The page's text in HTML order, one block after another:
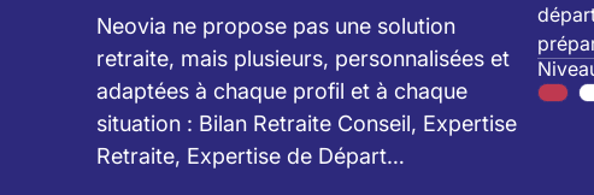
Neovia ne propose pas une solution
retraite, mais plusieurs, personnalisées et
adaptées à chaque profil et à chaque
situation : Bilan Retraite Conseil, Expertise
Retraite, Expertise de Départ…